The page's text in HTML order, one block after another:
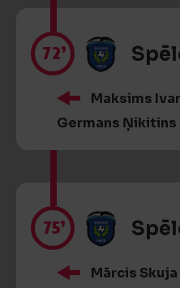
72’
Maksims
Germans Ņikitins
75’
Mārcis Skuja